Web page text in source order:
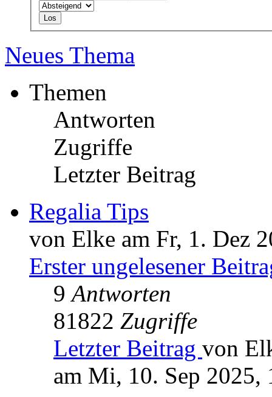
Neues Thema
Themen
Antworten
Zugriffe
Letzter Beitrag
Regalia Tips
von Elke am Fr, 1. Dez
Erster ungelesener
9Antworten
81822 Zugriffe
Letzter Beitrag von
am Mi, 10. Sep 2025,